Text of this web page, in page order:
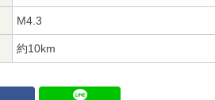
M4.3
約10km